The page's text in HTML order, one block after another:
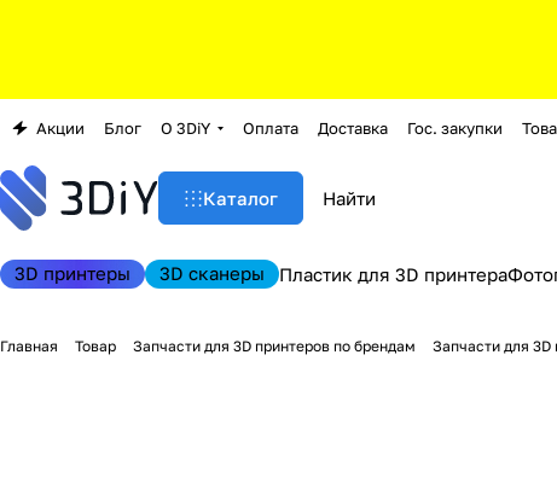
Акции Блог О 3DiY Оплата Доставка Гос. закупки
Каталог
3D принтеры 3D сканеры Пластик для 3D принтера
Главная Товар Запчасти для 3D принтеров по брендам Запчасти для